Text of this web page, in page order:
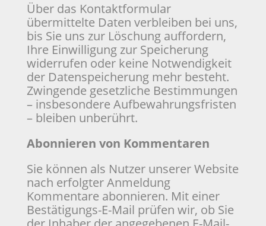
Über das Kontaktformular
übermittelte Daten verbleiben bei uns,
bis Sie uns zur Löschung auffordern,
Ihre Einwilligung zur Speicherung
widerrufen oder keine Notwendigkeit
der Datenspeicherung mehr besteht.
Zwingende gesetzliche Bestimmungen
– insbesondere Aufbewahrungsfristen
– bleiben unberührt.
Abonnieren von Kommentaren
Sie können als Nutzer unserer Website
nach erfolgter Anmeldung
Kommentare abonnieren. Mit einer
Bestätigungs-E-Mail prüfen wir, ob Sie